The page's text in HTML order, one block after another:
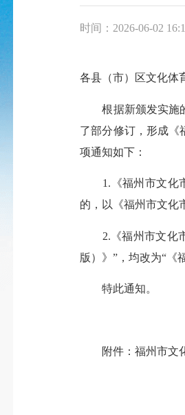
时间：2026-06-02
各县（市）区文化体
根据新颁发实施的
了部分修订，形成《
项通知如下：
1.《福州市文化市
的，以《福州市文化
2.《福州市文化市
版）》”，均改为“《
特此通知。
附件：福州市文化